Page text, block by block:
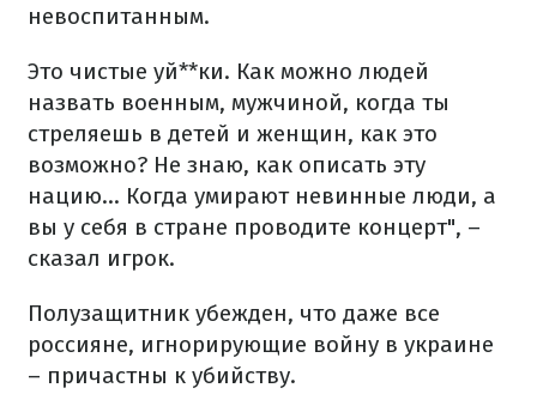
невоспитанным.
Это чистые уй**ки. Как можно людей
назвать военным, мужчиной, когда ты
стреляешь в детей и женщин, как это
возможно? Не знаю, как описать эту
нацию... Когда умирают невинные люди, а
вы у себя в стране проводите концерт", –
сказал игрок.
Полузащитник убежден, что даже все
россияне, игнорирующие войну в украине
– причастны к убийству.